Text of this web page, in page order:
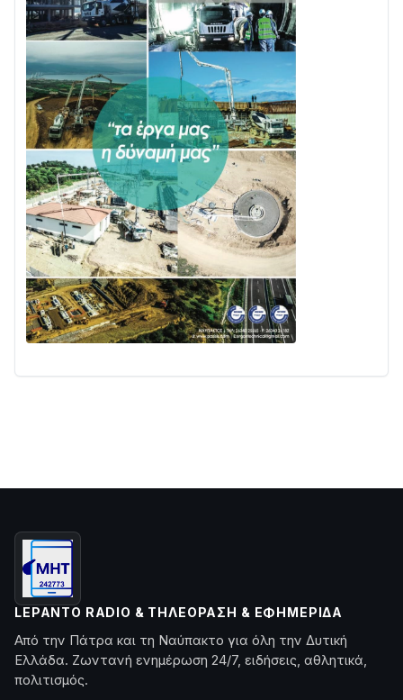
LEPANTO RADIO & ΤΗΛΕΌΡΑΣΗ & ΕΦΗΜΕΡΊΔΑ
Από την Πάτρα και τη Ναύπακτο για όλη την Δυτική
Ελλάδα. Ζωντανή ενημέρωση 24/7, ειδήσεις, αθλητικά,
πολιτισμός.